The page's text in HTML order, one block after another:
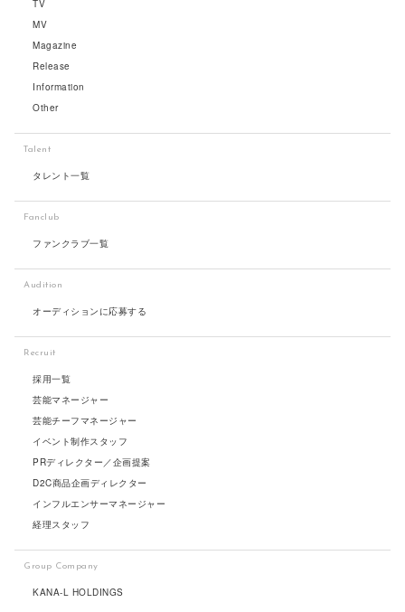
TV
MV
Magazine
Release
Information
Other
Talent
タレント一覧
Fanclub
ファンクラブ一覧
Audition
オーディションに応募する
Recruit
採用一覧
芸能マネージャー
芸能チーフマネージャー
イベント制作スタッフ
PRディレクター／企画提案
D2C商品企画ディレクター
インフルエンサーマネージャー
経理スタッフ
Group Company
KANA-L HOLDINGS